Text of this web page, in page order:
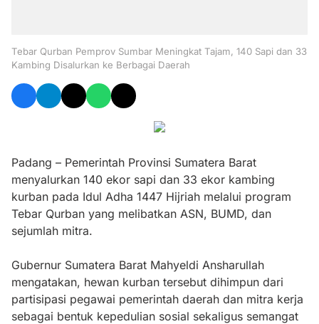
Tebar Qurban Pemprov Sumbar Meningkat Tajam, 140 Sapi dan 33
Kambing Disalurkan ke Berbagai Daerah
Padang – Pemerintah Provinsi Sumatera Barat
menyalurkan 140 ekor sapi dan 33 ekor kambing
kurban pada Idul Adha 1447 Hijriah melalui program
Tebar Qurban yang melibatkan ASN, BUMD, dan
sejumlah mitra.
Gubernur Sumatera Barat Mahyeldi Ansharullah
mengatakan, hewan kurban tersebut dihimpun dari
partisipasi pegawai pemerintah daerah dan mitra kerja
sebagai bentuk kepedulian sosial sekaligus semangat